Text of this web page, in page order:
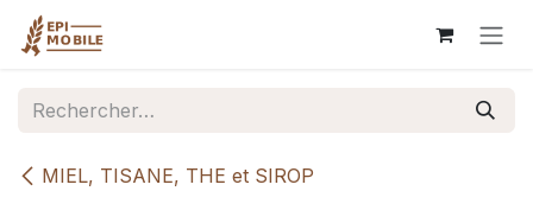
Se rendre au contenu
MIEL, TISANE, THE et SIROP